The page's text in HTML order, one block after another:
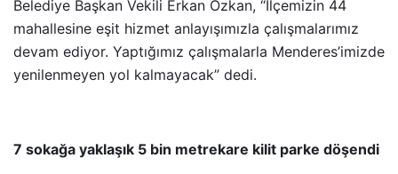
Belediye Başkan Vekili Erkan Özkan, “İlçemizin 44
mahallesine eşit hizmet anlayışımızla çalışmalarımız
devam ediyor. Yaptığımız çalışmalarla Menderes’imizde
yenilenmeyen yol kalmayacak” dedi.
7 sokağa yaklaşık 5 bin metrekare kilit parke döşendi